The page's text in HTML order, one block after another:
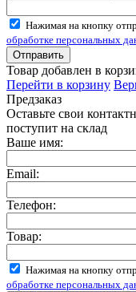
Нажимая на кнопку
обработке персональных
Товар добавлен в
Перейти в корзину
Предзаказ
Оставьте свои
поступит на склад
Ваше имя:
Email:
Телефон:
Товар:
Нажимая на кнопку
обработке персональных